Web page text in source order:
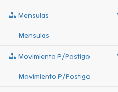
Mensulas
Mensulas
Movimiento P/postigo
Movimiento P/postigo